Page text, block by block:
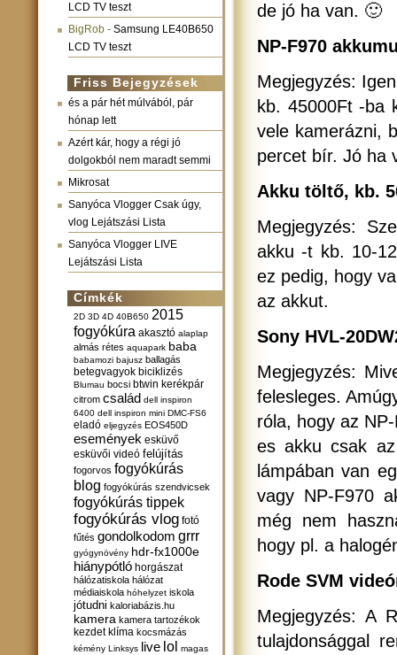
LCD TV teszt
BigRob - Samsung LE40B650
LCD TV teszt
Friss Bejegyzések
és a pár hét múlvából, pár
hónap lett
Azért kár, hogy a régi jó
dolgokból nem maradt semmi
Mikrosat
Sanyóca Vlogger Csak úgy,
vlog Lejátszási Lista
Sanyóca Vlogger LIVE
Lejátszási Lista
Címkék
2D 3D 4D 40B650 2015
fogyókúra akasztó alaplap
almás rétes aquapark baba
babamozi bajusz ballagás
betegvagyok biciklizés
Blumau bocsi btwin kerékpár
citrom család dell inspiron
6400 dell inspiron mini DMC-FS6
eladó eljegyzés EOS450D
események esküvő
esküvői videó felújítás
fogorvos fogyókúrás
blog fogyókúrás szendvicsek
fogyókúrás tippek
fogyókúrás vlog fotó
fűtés gondolkodom grrr
gyógynövény hdr-fx1000e
hiánypótló horgászat
hálózatiskola hálózat
médiaiskola hóhelyzet iskola
jótudni kaloriabázis.hu
kamera kamera tartozékok
kezdet klíma kocsmázás
kémény Linksys live lol magas
de jó ha van. 🙂
NP-F970
Megjegyzés:
kb. 45000Ft -ba
vele kamerázni,
percet bír. Jó ha
Akku töltő, kb.
Megjegyzés:
akku -t kb. 10-
ez pedig, hogy
az akkut.
Sony HVL-
Megjegyzés:
felesleges.
róla, hogy az
es akku csak
lámpában van
vagy NP-F970
még nem
hogy pl. a
Rode SVM
Megjegyzés: A
tulajdonsággal